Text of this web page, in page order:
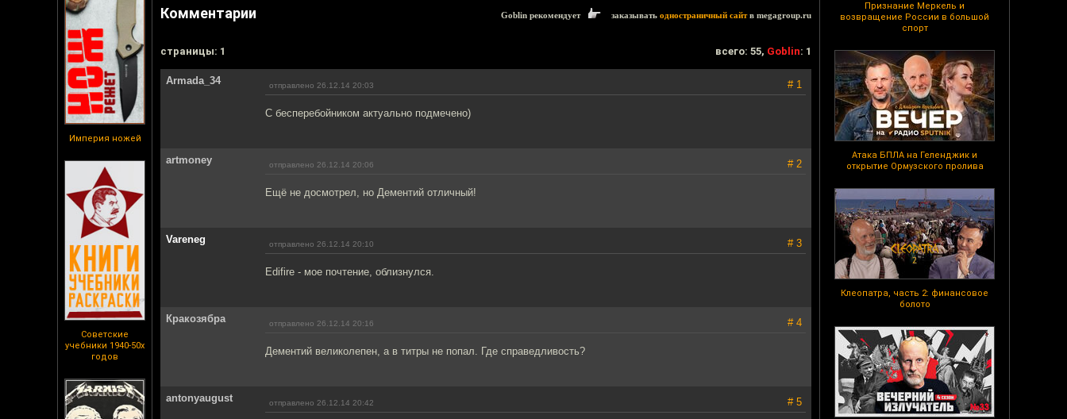
Империя ножей
Советские
учебники 1940-50х
годов
Признание Меркель и
возвращение России в большой
спорт
Атака БПЛА на Геленджик и
открытие Ормузского пролива
Клеопатра, часть 2: финансовое
болото
Комментарии Goblin рекомендует заказывать одностраничный сайтв megagroup.ru
cтраницы: 1 всего: 55, Goblin: 1
Armada_34 отправлено 26.12.14 20:03 # 1
С бесперебойником актуально подмечено)
artmoney отправлено 26.12.14 20:06 # 2
Ещё не досмотрел, но Дементий отличный!
Vareneg отправлено 26.12.14 20:10 # 3
Edifire - мое почтение, облизнулся.
Кракозябра отправлено 26.12.14 20:16 # 4
Дементий великолепен, а в титры не попал. Где справедливость?
antonyaugust отправлено 26.12.14 20:42 # 5